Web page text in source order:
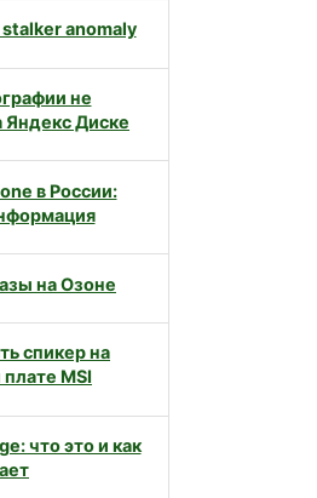
anomaly
не
Диске
в России:
на Озоне
спикер на
MSI
что это и как